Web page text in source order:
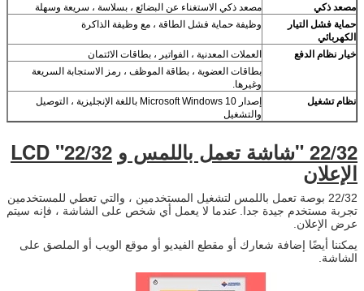
مصعد ذكي
مصعد ذكي الاستغناء عن البضائع ، بسلاسة ، سريعة وسهلة
حماية فشل التيار
الكهربائي
وظيفة حماية فشل الطاقة ، مع وظيفة الذاكرة
خيار نظام الدفع
العملات المعدنية ، الفواتير ، بطاقات الائتمان
بطاقات العضوية ، بطاقة الموظف ، رمز الاستجابة السريعة
وغيرها.
نظام تشغيل
إصدار Microsoft Windows 10 باللغة الإنجليزية ، التوصيل
والتشغيل
22/32 "شاشة تعمل باللمس و 22/32" LCD
الإعلان
22/32 بوصة تعمل باللمس لتشغيل المستخدمين ، والتي تعطي للمستخدمين
تجربة مستخدم جيدة جدا. عندما لا يعمل أي شخص على الشاشة ، فإنه سيتم
عرض الإعلان.
يمكننا أيضًا إضافة شعارك أو مقطع الفيديو أو موقع الويب أو الملصق على
الشاشة.